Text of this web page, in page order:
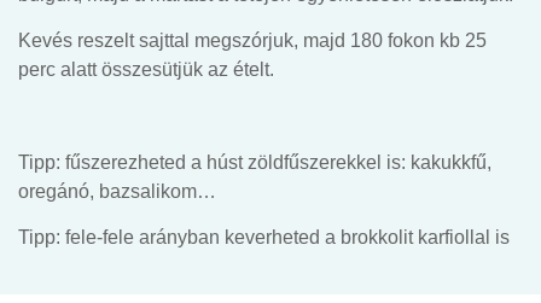
Kevés reszelt sajttal megszórjuk, majd 180 fokon kb 25
perc alatt összesütjük az ételt.
Tipp: fűszerezheted a húst zöldfűszerekkel is: kakukkfű,
oregánó, bazsalikom…
Tipp: fele-fele arányban keverheted a brokkolit karfiollal is